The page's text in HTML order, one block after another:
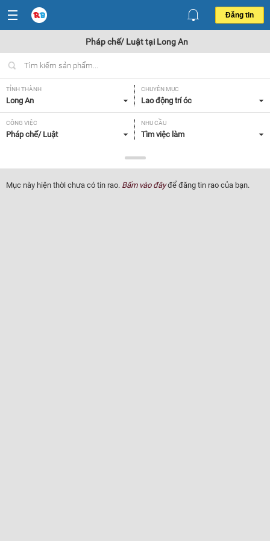
Đăng tin
Pháp chế/ Luật tại Long An
TỈNH THÀNH
Long An
CHUYÊN MỤC
Lao động trí óc
CÔNG VIỆC
Pháp chế/ Luật
NHU CẦU
Tìm việc làm
Tất cả
Mục này hiện thời chưa có tin rao. Bấm vào đâyđể đăng tin rao của bạn.